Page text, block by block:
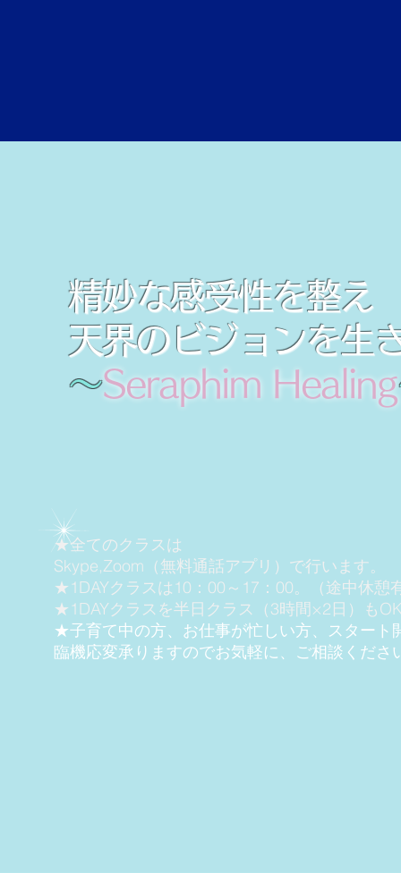
精妙な感受性を整え
天界のビジョンを生
​～Seraphim Healing
★全てのクラスは
Skype,Zoom（無料通話アプリ）で行います。
★1DAYクラスは10：00～17：00。（途中休憩
★1DAYクラスを半日クラス（3時間×2日）も
★子育て中の方、お仕事が忙しい方、スタート
臨機応変承りますのでお気軽に、ご相談くださ